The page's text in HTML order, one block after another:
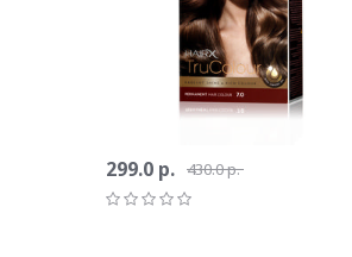
299.0 р. 430.0 р.